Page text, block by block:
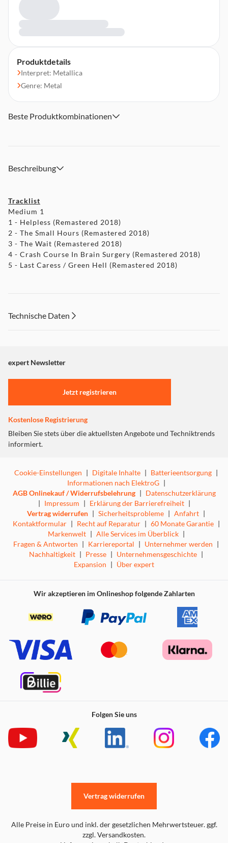
Produktdetails
Interpret: Metallica
Genre: Metal
Beste Produktkombinationen
Beschreibung
Tracklist
Medium 1
1 - Helpless (Remastered 2018)
2 - The Small Hours (Remastered 2018)
3 - The Wait (Remastered 2018)
4 - Crash Course In Brain Surgery (Remastered 2018)
5 - Last Caress / Green Hell (Remastered 2018)
Technische Daten
expert Newsletter
Jetzt registrieren
Kostenlose Registrierung
Bleiben Sie stets über die aktuellsten Angebote und Techniktrends
informiert.
Cookie-Einstellungen | Digitale Inhalte | Batterieentsorgung |
Informationen nach ElektroG |
AGB Onlinekauf / Widerrufsbelehrung | Datenschutzerklärung
| Impressum | Erklärung der Barrierefreiheit |
Vertrag widerrufen | Sicherheitsprobleme | Anfahrt |
Kontaktformular | Recht auf Reparatur | 60 Monate Garantie |
Markenwelt | Alle Services im Überblick |
Fragen & Antworten | Karriereportal | Unternehmer werden |
Nachhaltigkeit | Presse | Unternehmensgeschichte |
Expansion | Über expert
Wir akzeptieren im Onlineshop folgende Zahlarten
Folgen Sie uns
Alle Preise in Euro und inkl. der gesetzlichen Mehrwertsteuer. ggf.
zzgl. Versandkosten.
Vertrag widerrufen